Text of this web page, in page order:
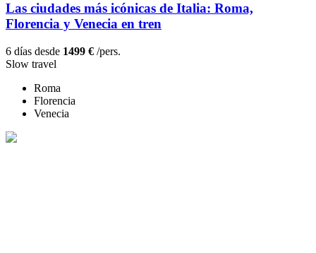
Las ciudades más icónicas de Italia: Roma,
Florencia y Venecia en tren
6 días desde 1499 € /pers.
Slow travel
Roma
Florencia
Venecia